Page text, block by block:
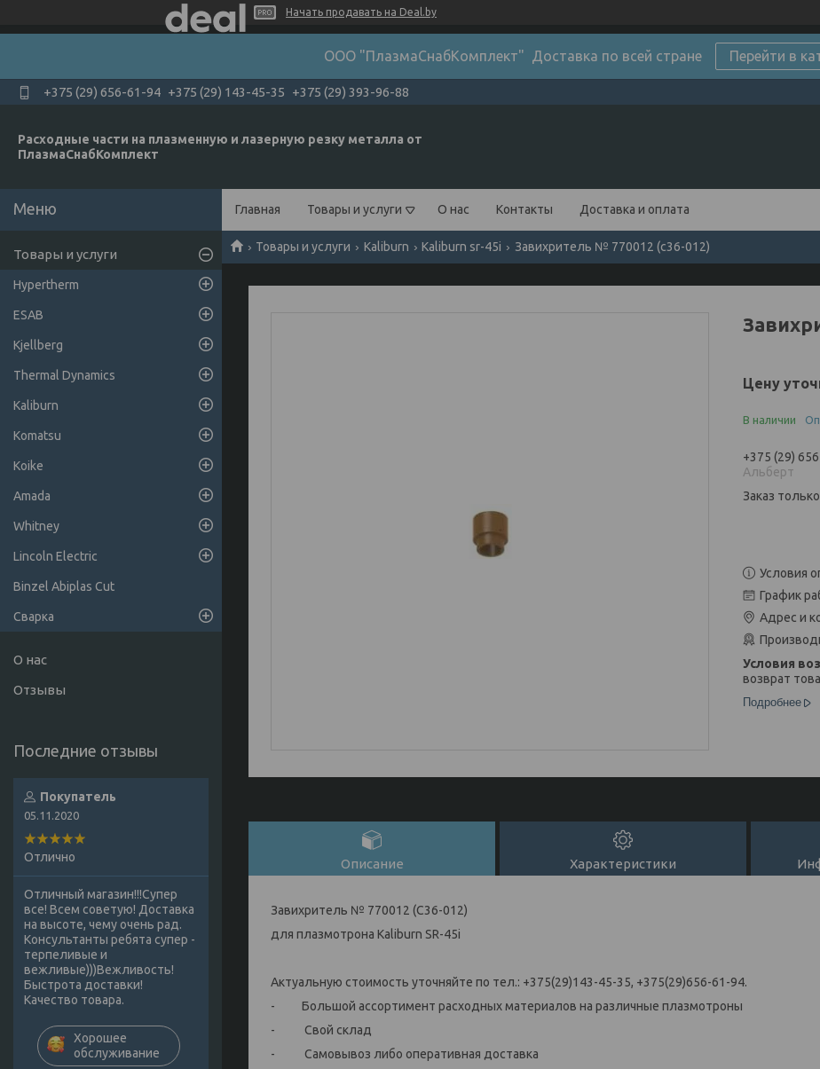
Начать продавать на Deal.by
ООО "ПлазмаСнабКомплект" Доставка по всей стране Перейти в
+375 (29) 656-61-94 +375 (29) 143-45-35 +375 (29) 393-96-88
Расходные части на плазменную и лазерную резку металла от
ПлазмаСнабКомплект
Главная Товары и услуги О нас Контакты Доставка и оплата
Товары и услуги Kaliburn Kaliburn sr-45i Завихритель № 770012 (c36-012)
Цену
В наличии
+375 (29)
Альберт
Заказ
Условия
График
Адрес и
возврат
Подробнее
Описание Характеристики
Завихритель № 770012 (C36-012)
для плазмотрона Kaliburn SR-45i
Актуальную стоимость уточняйте по тел.: +375(29)143-45-35, +375(29)656-61-94.
- Большой ассортимент расходных материалов на различные плазмотроны
- Свой склад
- Самовывоз либо оперативная доставка
Товары и услуги
Hypertherm
ESAB
Kjellberg
Thermal Dynamics
Kaliburn
Komatsu
Koike
Amada
Whitney
Lincoln Electric
Binzel Abiplas Cut
Сварка
О нас
Отзывы
Покупатель
05.11.2020
Отлично
Отличный магазин!!!Супер
все! Всем советую! Доставка
на высоте, чему очень рад.
Консультанты ребята супер -
терпеливые и
вежливые)))Вежливость!
Быстрота доставки!
Качество товара.
Хорошее
обслуживание